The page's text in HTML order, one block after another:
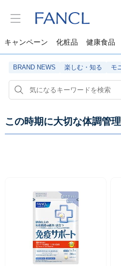
キャンペーン 化粧品 健康食品
BRAND NEWS 楽しむ・知る モ
この時期に大切な体調管